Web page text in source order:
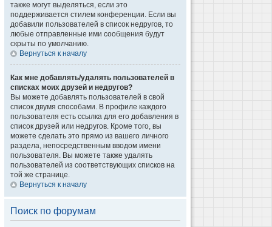
также могут выделяться, если это
поддерживается стилем конференции. Если вы
добавили пользователей в список недругов, то
любые отправленные ими сообщения будут
скрыты по умолчанию.
Вернуться к началу
Как мне добавлять/удалять пользователей в
списках моих друзей и недругов?
Вы можете добавлять пользователей в свой
список двумя способами. В профиле каждого
пользователя есть ссылка для его добавления в
список друзей или недругов. Кроме того, вы
можете сделать это прямо из вашего личного
раздела, непосредственным вводом имени
пользователя. Вы можете также удалять
пользователей из соответствующих списков на
той же странице.
Вернуться к началу
Поиск по форумам